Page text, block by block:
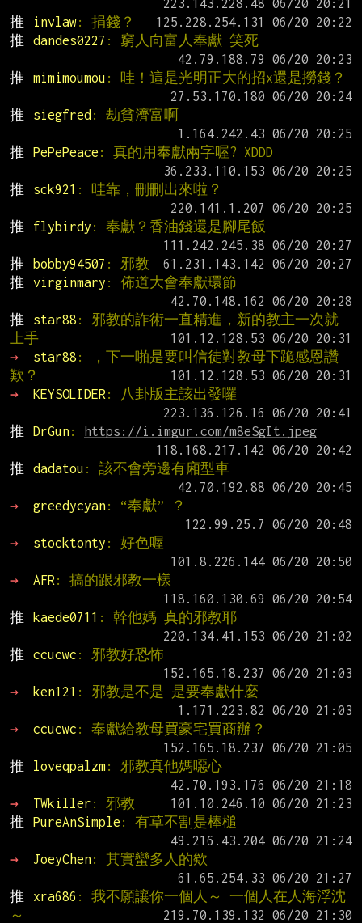
推
invlaw: 捐錢？
推
dandes0227 : 窮人向富人奉獻 笑死
推
mimimoumou : 哇！這是光明正大的招x還是撈錢？
推
siegfred : 劫貧濟富啊
推
PePePeace : 真的用奉獻兩字喔? XDDD
推
sck921 : 哇靠，刪刪出來啦？
推
flybirdy : 奉獻？香油錢還是腳尾飯
推
bobby94507 : 邪教
推
virginmary : 佈道大會奉獻環節
推
star88 : 邪教的詐術一直精進，新的教主一次就
上手
→
star88 : ，下一啪是要叫信徒對教母下跪感恩讚
歎？
→
KEYSOLIDER : 八卦版主該出發囉
推
DrGun:
https://i.imgur.com/m8eSgIt.jpeg
推
dadatou : 該不會旁邊有廂型車
→
greedycyan: “奉獻” ？
→
stocktonty : 好色喔
→
AFR : 搞的跟邪教一樣
推
kaede0711 : 幹他媽 真的邪教耶
推
ccucwc : 邪教好恐怖
→
ken121 : 邪教是不是 是要奉獻什麼
→
ccucwc : 奉獻給教母買豪宅買商辦？
推
loveqpalzm: 邪教真他媽噁心
→
TWkiller : 邪教
推
PureAnSimple : 有草不割是棒槌
→
JoeyChen: 其實蠻多人的欸
推
xra686 : 我不願讓你一個人～ 一個人在人海浮沈
～